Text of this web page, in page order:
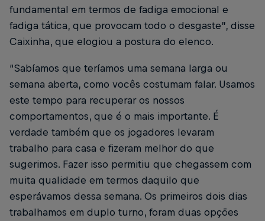
fundamental em termos de fadiga emocional e
fadiga tática, que provocam todo o desgaste”, disse
Caixinha, que elogiou a postura do elenco.
“Sabíamos que teríamos uma semana larga ou
semana aberta, como vocês costumam falar. Usamos
este tempo para recuperar os nossos
comportamentos, que é o mais importante. É
verdade também que os jogadores levaram
trabalho para casa e fizeram melhor do que
sugerimos. Fazer isso permitiu que chegassem com
muita qualidade em termos daquilo que
esperávamos dessa semana. Os primeiros dois dias
trabalhamos em duplo turno, foram duas opções